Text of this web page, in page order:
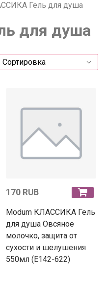
Гель для душа
для душа
170 RUB
Modum КЛАССИКА Гель
для душа Овсяное
молочко, защита от
сухости и шелушения
550мл (E142-622)